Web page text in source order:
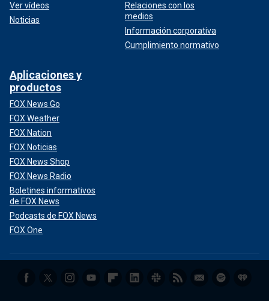
Ver vídeos
Noticias
Relaciones con los
medios
Información corporativa
Cumplimiento normativo
Aplicaciones y
productos
FOX News Go
FOX Weather
FOX Nation
FOX Noticias
FOX News Shop
FOX News Radio
Boletines informativos
de FOX News
Podcasts de FOX News
FOX One